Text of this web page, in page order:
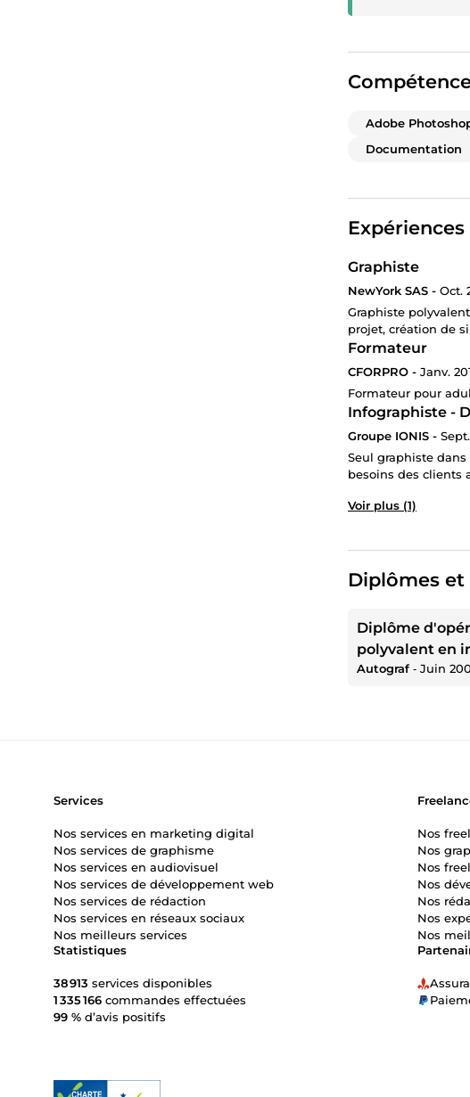
Adobe
Documentation
Graphiste
NewYork SAS - Oct.
Graphiste
projet, création de
Formateur
CFORPRO - Janv.
Formateur pour
Infographiste -
Groupe IONIS -
Seul graphiste
besoins des clients
Voir plus (1)
Diplômes
Diplôme
polyvalent en
Autograf ‐ Juin
Statistiques
38 913 services disponibles
1 335 166 commandes effectuées
99 % d’avis positifs
Services
Nos services en marketing digital
Nos services de graphisme
Nos services en audiovisuel
Nos services de développement web
Nos services de rédaction
Nos services en réseaux sociaux
Nos meilleurs services
Nos
Nos
Nos
Nos
Nos
Nos
Nos